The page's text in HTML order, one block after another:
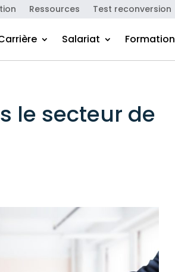
Ressources Test reconversion
Salariat Formation
le secteur de